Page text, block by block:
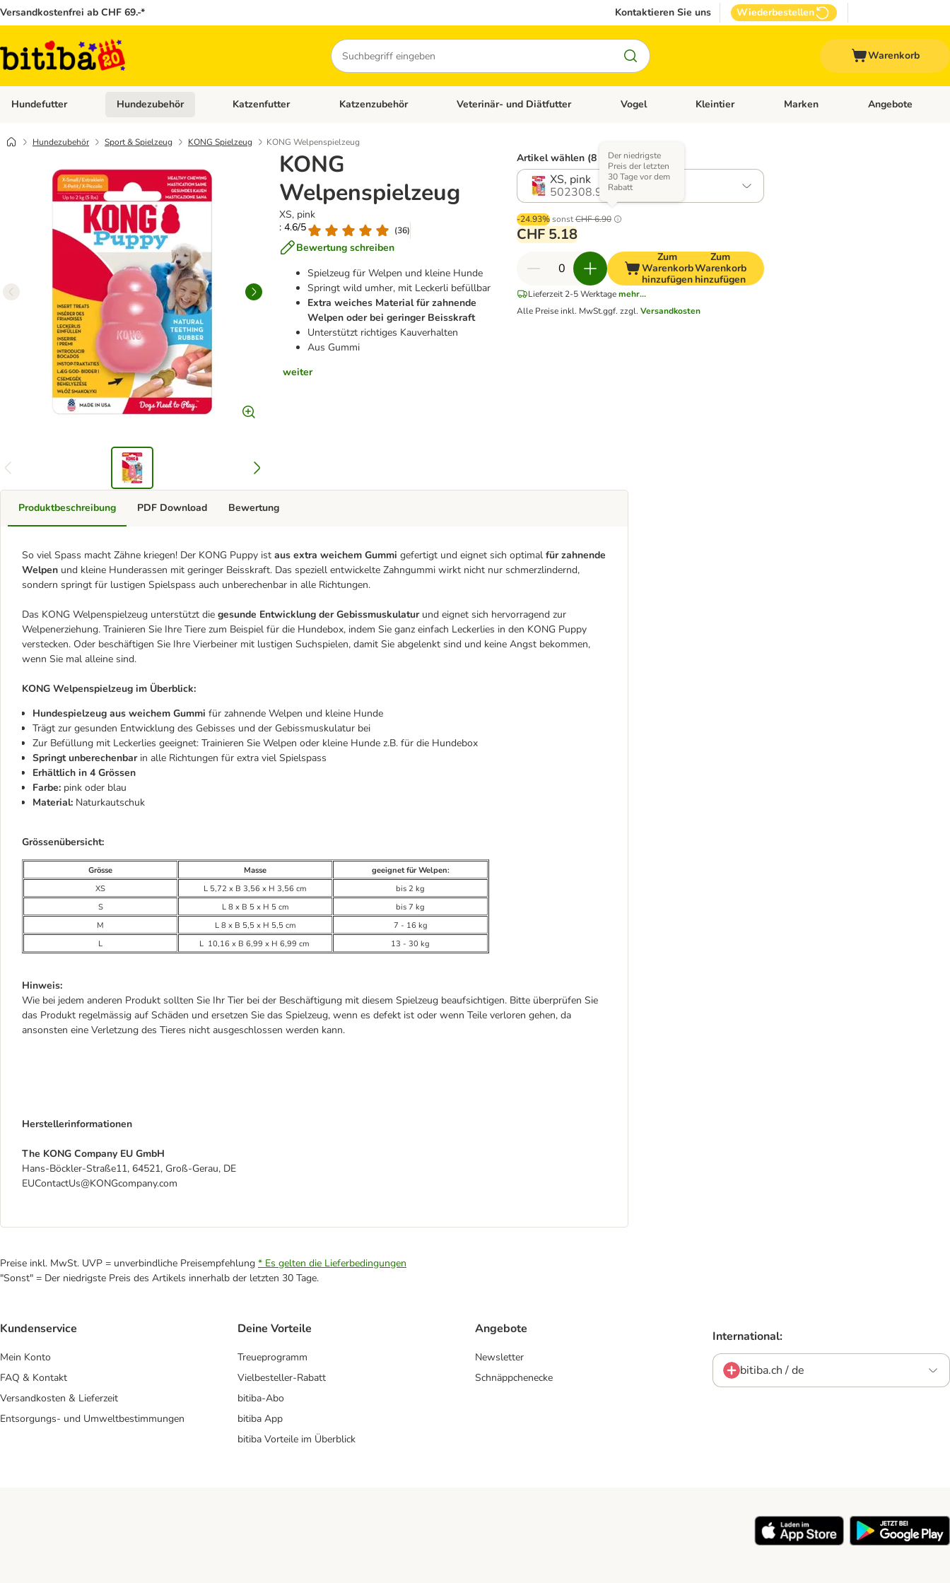
Versandkostenfrei ab CHF 69.-* Kontaktieren Sie uns Wiederbestellen
Suchen
Warenkorb
Hundefutter Kategorie-Menü öffnen: Hundefutter
Hundezubehör Kategorie-Menü öffnen: Hundezubehör
Katzenfutter Kategorie-Menü öffnen: Katzenfutter
Katzenzubehör Kategorie-Menü öffnen: Katzenzubehör
Veterinär- und Diätfutter Kategorie-Menü öffnen: Veterinär- und Diätfutter
Vogel Kategorie-Menü öffnen: Vogel
Kleintier Kategorie-Menü öffnen: Kleintier
Marken Kategorie-Menü
Angebote
Hundezubehör Sport & Spielzeug KONG Spielzeug KONG Welpenspielzeug
KONG
Welpenspielzeug
XS, pink
: 4.6/5
(36)
Bewertung schreiben
Spielzeug für Welpen und kleine Hunde
Springt wild umher, mit Leckerli befüllbar
Extra weiches Material für zahnende
Welpen oder bei geringer Beisskraft
Unterstützt richtiges Kauverhalten
Aus Gummi
weiter
Artikel wählen (8 Varianten)
XS, pink
502308.9
-24.93% sonstCHF 6.90
Der niedrigste
Preis der letzten
30 Tage vor dem
Rabatt
CHF 5.18
Zum
Warenkorb
hinzufügen
Zum
Warenkorb
hinzufügen
Lieferzeit 2-5 Werktage mehr...
Alle Preise inkl. MwSt.ggf. zzgl. Versandkosten
Produktbeschreibung
So viel Spass macht Zähne kriegen! Der KONG Puppy ist aus extra weichem Gummi gefertigt und eignet sich optimal für zahnende
Welpen und kleine Hunderassen mit geringer Beisskraft. Das speziell entwickelte Zahngummi wirkt nicht nur schmerzlindernd,
sondern springt für lustigen Spielspass auch unberechenbar in alle Richtungen.
Das KONG Welpenspielzeug unterstützt die gesunde Entwicklung der Gebissmuskulaturund eignet sich hervorragend zur
Welpenerziehung. Trainieren Sie Ihre Tiere zum Beispiel für die Hundebox, indem Sie ganz einfach Leckerlies in den KONG Puppy
verstecken. Oder beschäftigen Sie Ihre Vierbeiner mit lustigen Suchspielen, damit Sie abgelenkt sind und keine Angst bekommen,
wenn Sie mal alleine sind.
KONG Welpenspielzeug im Überblick:
Hundespielzeug aus weichem Gummi für zahnende Welpen und kleine Hunde
Trägt zur gesunden Entwicklung des Gebisses und der Gebissmuskulatur bei
Zur Befüllung mit Leckerlies geeignet: Trainieren Sie Welpen oder kleine Hunde z.B. für die Hundebox
Springt unberechenbarin alle Richtungen für extra viel Spielspass
Erhältlich in 4 Grössen
Farbe: pink oder blau
Material: Naturkautschuk
Grössenübersicht:
Grösse Masse
geeignet für Welpen:
XS
L 5,72 x B 3,56 x H 3,56 cm
bis 2 kg
S
L 8 x B 5 x H 5 cm
bis 7 kg
M
L 8 x B 5,5 x H 5,5 cm
7 - 16 kg
L
L 10,16 x B 6,99 x H 6,99 cm 13 - 30 kg
Hinweis:
Wie bei jedem anderen Produkt sollten Sie Ihr Tier bei der Beschäftigung mit diesem Spielzeug beaufsichtigen. Bitte überprüfen Sie
das Produkt regelmässig auf Schäden und ersetzen Sie das Spielzeug, wenn es defekt ist oder wenn Teile verloren gehen, da
ansonsten eine Verletzung des Tieres nicht ausgeschlossen werden kann.
Herstellerinformationen
The KONG Company EU GmbH
Hans-Böckler-Straße11, 64521, Groß-Gerau, DE
EUContactUs@KONGcompany.com
PDF Download Bewertung
Preise inkl. MwSt. UVP = unverbindliche Preisempfehlung * Es gelten die Lieferbedingungen
"Sonst" = Der niedrigste Preis des Artikels innerhalb der letzten 30 Tage.
Kundenservice
Mein Konto
FAQ & Kontakt
Versandkosten & Lieferzeit
Entsorgungs- und Umweltbestimmungen
Deine Vorteile
Treueprogramm
Vielbesteller-Rabatt
bitiba-Abo
bitiba App
bitiba Vorteile im Überblick
Angebote
Newsletter
Schnäppchenecke
International:
bitiba.ch / de